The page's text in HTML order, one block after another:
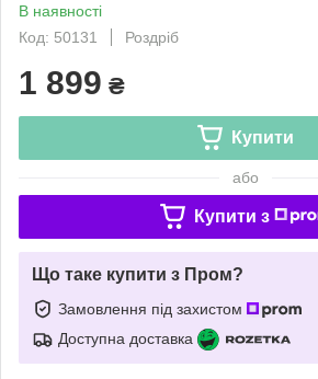
В наявності
Код: 50131
Роздріб
1 899 ₴
Купити
або
Купити з
Що таке купити з Пром?
Замовлення під захистом
Доступна доставка